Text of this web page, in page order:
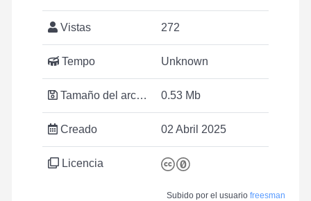
Vistas 272
Tempo Unknown
Tamaño del archivo 0.53 Mb
Creado 02 Abril 2025
Licencia
Subido por el usuario freesman